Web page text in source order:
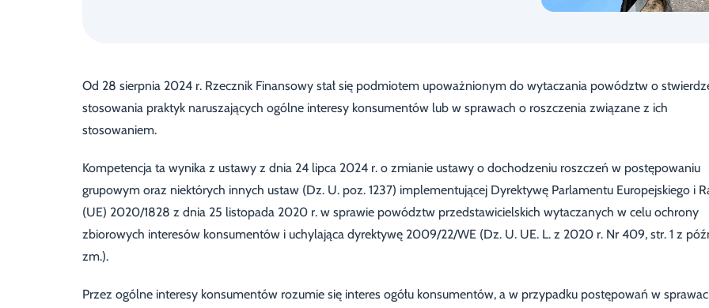
Od 28 sierpnia 2024 r. Rzecznik Finansowy stał się podmiotem upoważnionym do wytaczania powództw o
stosowania praktyk naruszających ogólne interesy konsumentów lub w sprawach o roszczenia związane z ich
stosowaniem.
Kompetencja ta wynika z ustawy z dnia 24 lipca 2024 r. o zmianie ustawy o dochodzeniu roszczeń w postępowaniu
grupowym oraz niektórych innych ustaw (Dz. U. poz. 1237) implementującej Dyrektywę Parlamentu Europejskiego i
(UE) 2020/1828 z dnia 25 listopada 2020 r. w sprawie powództw przedstawicielskich wytaczanych w celu ochrony
zbiorowych interesów konsumentów i uchylająca dyrektywę 2009/22/WE (Dz. U. UE. L. z 2020 r. Nr 409, str. 1 z
zm.).
Przez ogólne interesy konsumentów rozumie się interes ogółu konsumentów, a w przypadku postępowań w